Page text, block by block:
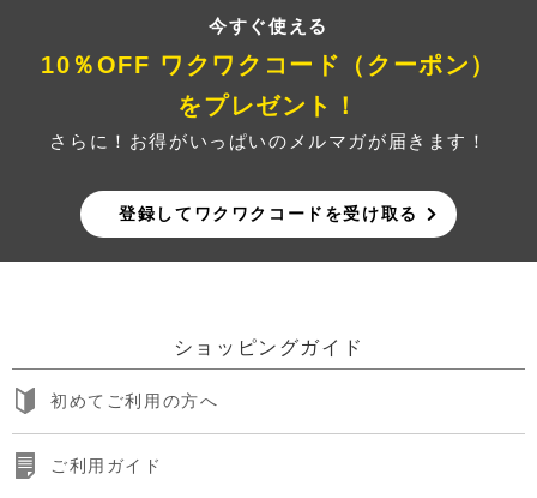
今すぐ使える
10％OFF ワクワクコード（クーポン）
をプレゼント！
さらに！お得がいっぱいのメルマガが届きます！
登録してワクワクコードを受け取る
ショッピングガイド
初めてご利用の方へ
ご利用ガイド